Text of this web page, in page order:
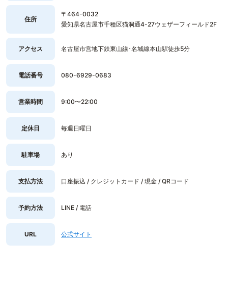
住所
〒464-0032
愛知県名古屋市千種区猫洞通4-27ウェザーフィールド2F
アクセス 名古屋市営地下鉄東山線･名城線本山駅徒歩5分
電話番号 080-6929-0683
営業時間 9:00〜22:00
定休日 毎週日曜日
駐車場 あり
支払方法 口座振込 / クレジットカード / 現金 / QRコード
予約方法 LINE / 電話
URL 公式サイト